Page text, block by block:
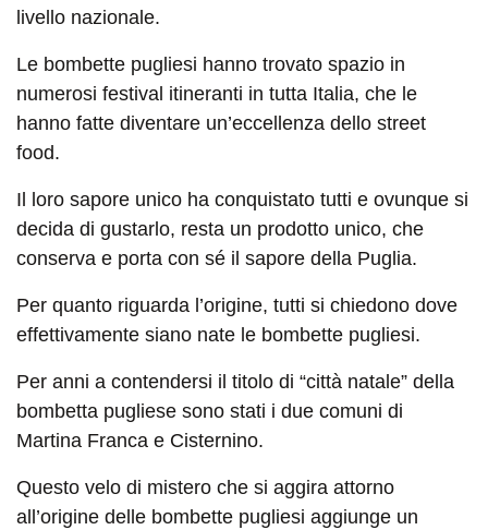
livello nazionale.
Le bombette pugliesi hanno trovato spazio in
numerosi festival itineranti in tutta Italia, che le
hanno fatte diventare un’eccellenza dello street
food.
Il loro sapore unico ha conquistato tutti e ovunque si
decida di gustarlo, resta un prodotto unico, che
conserva e porta con sé il sapore della Puglia.
Per quanto riguarda l’origine, tutti si chiedono dove
effettivamente siano nate le bombette pugliesi.
Per anni a contendersi il titolo di “città natale” della
bombetta pugliese sono stati i due comuni di
Martina Franca e Cisternino.
Questo velo di mistero che si aggira attorno
all’origine delle bombette pugliesi aggiunge un